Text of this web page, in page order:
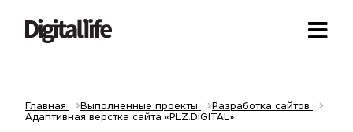
Главная Выполненные проекты
Разработка сайтов
Адаптивная верстка сайта «PLZ.DIGITAL»